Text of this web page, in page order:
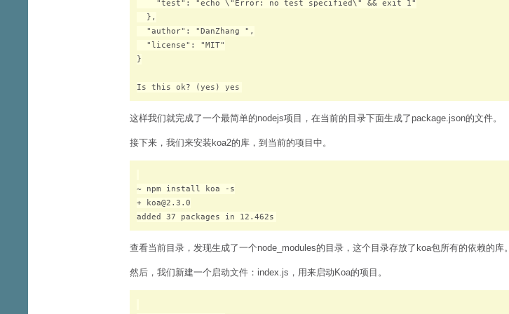
    "test": "echo \"Error: no test specified\" && exit 1"
  },
  "author": "DanZhang
",
  "license": "MIT"
}
这样我们就完成了一个最简单的nodejs项目，在当前的目录下面生成了package.json的文件。
接下来，我们来安装koa2的库，到当前的项目中。
~ npm install koa -s
+ koa@2.3.0
查看当前目录，发现生成了一个node_modules的目录，这个目录存放了koa包所有的依赖的库。
然后，我们新建一个启动文件：index.js，用来启动Koa的项目。